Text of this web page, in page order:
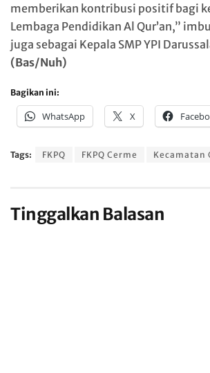
memberikan kontribusi positif bagi
Lembaga Pendidikan Al Qur’an,”
juga sebagai Kepala SMP YPI
(Bas/Nuh)
Bagikan ini:
WhatsApp X
Tags: FKPQ FKPQ Cerme Kecamatan
Tinggalkan Balasan